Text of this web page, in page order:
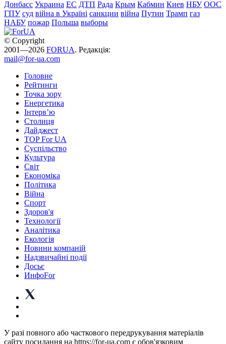
Донбасс Украина ЕС ДТП Рада Крым Кабмин Киев НБУ ООС
ГПУ суд війна в Україні санкции війна Путин Трамп газ
НАБУ пожар Польша выборы
© Copyright
2001—2026 FORUA. Редакція:
mail@for-ua.com
Головне
Рейтинги
Точка зору
Енергетика
Інтерв’ю
Столиця
Дайджест
TOP For UA
Суспiльство
Культура
Світ
Економіка
Політика
Війна
Спорт
Здоров'я
Технології
Аналітика
Екологія
Новини компаній
Надзвичайні події
Досьє
ИнфоFor
У разі повного або часткового передрукування матеріалів
сайту посилання на https://for-ua.com є обов'язковим